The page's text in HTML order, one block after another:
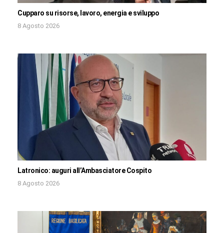
Cupparo su risorse, lavoro, energia e sviluppo
8 Agosto 2026
Latronico: auguri all’Ambasciatore Cospito
8 Agosto 2026